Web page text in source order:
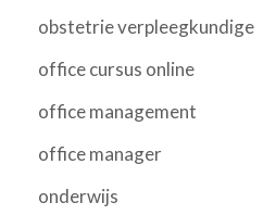
obstetrie verpleegkundige
office cursus online
office management
office manager
onderwijs